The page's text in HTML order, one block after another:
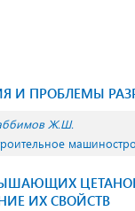
И ПРОБЛЕМЫ
Ж.Ш.
ИХ СВОЙСТВ